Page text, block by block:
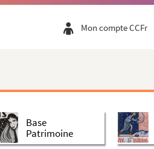
Mon compte CCFr
Base
Patrimoine